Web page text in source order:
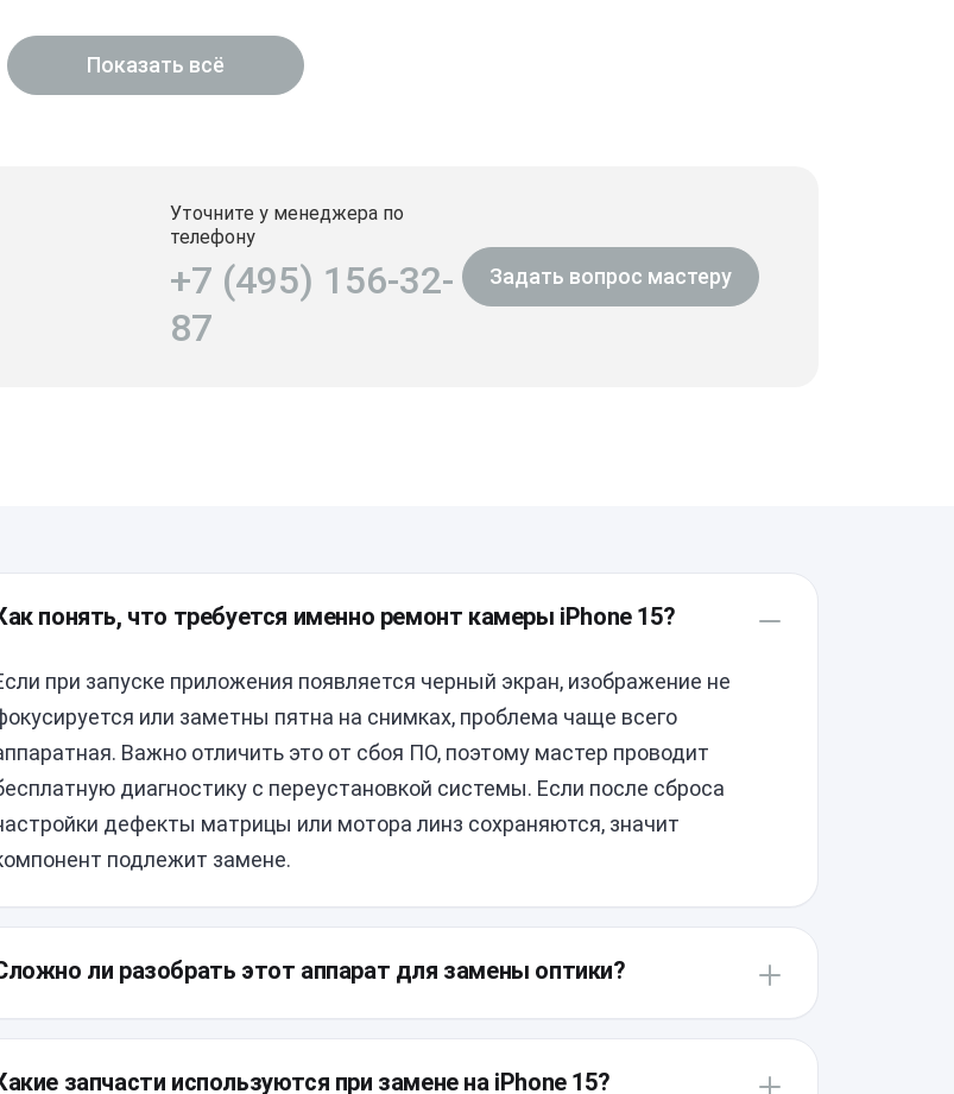
Показать всё
Уточните у менеджера по
телефону
+7 (495) 156-32-
87
Задать вопрос мастеру
понять, что требуется именно ремонт камеры iPhone 15?
при запуске приложения появляется черный экран, изображение не
или заметны пятна на снимках, проблема чаще всего
Важно отличить это от сбоя ПО, поэтому мастер проводит
диагностику с переустановкой системы. Если после сброса
дефекты матрицы или мотора линз сохраняются, значит
подлежит замене.
ли разобрать этот аппарат для замены оптики?
предусматривает доступ через экран, который проклеен
влагозащитным составом. Требуется профессиональный нагрев и
запчасти используются при замене на iPhone 15?